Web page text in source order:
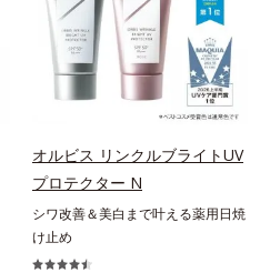
オルビス リンクルブライトUV
プロテクター N
シワ改善＆美白まで叶える薬用日焼
け止め